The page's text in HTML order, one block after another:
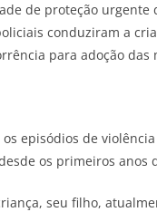
de proteção
conduziram a
para adoção das
episódios de
os primeiros anos
seu filho,